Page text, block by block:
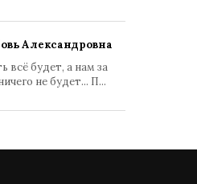
Александровна
всё будет, а нам за
не будет... П...